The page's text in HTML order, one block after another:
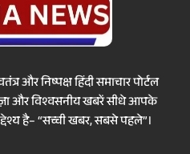
और निष्पक्ष हिंदी समाचार पोर्टल
और विश्वसनीय खबरें सीधे आपके
है– “सच्ची खबर, सबसे पहले”।